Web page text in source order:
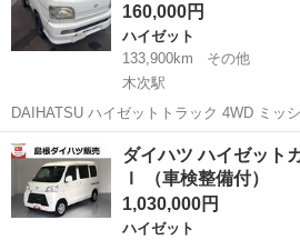
160,000円
ハイゼット
133,900km
その他
木次駅
DAIHATSU ハイゼットトラック 4WD ミッショ
止まる、曲がる、問題ありません！！ 現在
を受けてのお渡しも可能ですm(__)m 外装、内装ともに年式相応の傷や
凹み、...
島根 雲南市 木次駅 ハイゼット
ダイハツ ハイゼット
Ｉ （車検整備付）
1,030,000円
ハイゼット